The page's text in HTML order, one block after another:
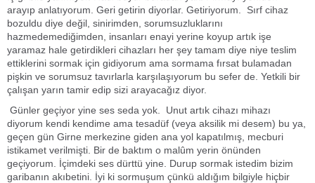
arayıp anlatıyorum. Geri getirin diyorlar. Getiriyorum. Sırf cihaz
bozuldu diye değil, sinirimden, sorumsuzluklarını
hazmedemediğimden, insanları enayi yerine koyup artık işe
yaramaz hale getirdikleri cihazları her şey tamam diye niye teslim
ettiklerini sormak için gidiyorum ama sormama fırsat bulamadan
pişkin ve sorumsuz tavırlarla karşılaşıyorum bu sefer de. Yetkili bir
çalışan yarın tamir edip sizi arayacağız diyor.
Günler geçiyor yine ses seda yok. Unut artık cihazı mihazı
diyorum kendi kendime ama tesadüf (veya aksilik mi desem) bu ya,
geçen gün Girne merkezine giden ana yol kapatılmış, mecburi
istikamet verilmişti. Bir de baktım o malûm yerin önünden
geçiyorum. İçimdeki ses dürttü yine. Durup sormak istedim bizim
garibanın akıbetini. İyi ki sormuşum çünkü aldığım bilgiyle hiçbir